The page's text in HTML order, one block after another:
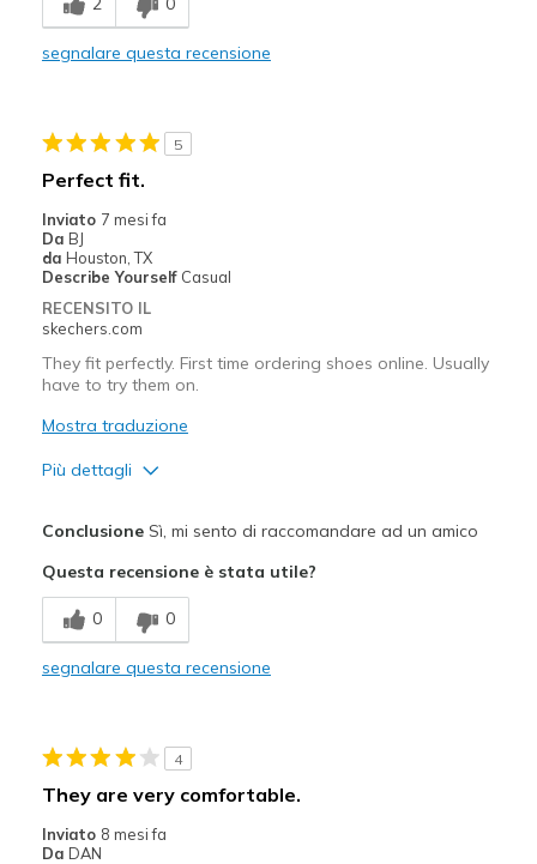
Durable
View On Shoes
segnalare questa recensione
5
Perfect fit.
Inviato 7 mesi fa
Da BJ
da Houston, TX
Describe Yourself Casual
RECENSITO IL
skechers.com
They fit perfectly. First time ordering shoes online. Usually
have to try them on.
Mostra traduzione
Più dettagli
Breathe Well
Comfortable
ConclusioneSì, mi sento di raccomandare ad un amico
Questa recensione è stata utile?
0 0
segnalare questa recensione
4
They are very comfortable.
Inviato 8 mesi fa
Da DAN